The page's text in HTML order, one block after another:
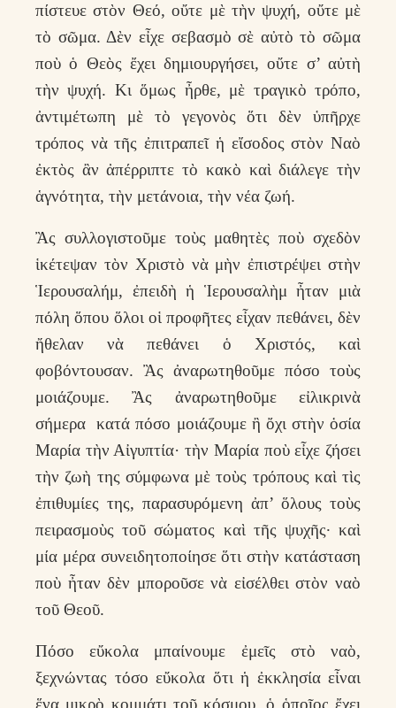
πίστευε στὸν Θεό, οὔτε μὲ τὴν ψυχή, οὔτε μὲ
τὸ σῶμα. Δὲν εἶχε σεβασμὸ σὲ αὐτὸ τὸ σῶμα
ποὺ ὁ Θεὸς ἔχει δημιουργήσει, οὔτε σ’ αὐτὴ
τὴν ψυχή. Κι ὅμως ἦρθε, μὲ τραγικὸ τρόπο,
ἀντιμέτωπη μὲ τὸ γεγονὸς ὅτι δὲν ὑπῆρχε
τρόπος νὰ τῆς ἐπιτραπεῖ ἡ εἴσοδος στὸν Ναὸ
ἐκτὸς ἂν ἀπέρριπτε τὸ κακὸ καὶ διάλεγε τὴν
ἁγνότητα, τὴν μετάνοια, τὴν νέα ζωή.
Ἂς συλλογιστοῦμε τοὺς μαθητὲς ποὺ σχεδὸν
ἱκέτεψαν τὸν Χριστὸ νὰ μὴν ἐπιστρέψει στὴν
Ἱερουσαλήμ, ἐπειδὴ ἡ Ἱερουσαλὴμ ἦταν μιὰ
πόλη ὅπου ὅλοι οἱ προφῆτες εἶχαν πεθάνει, δὲν
ἤθελαν νὰ πεθάνει ὁ Χριστός, καὶ
φοβόντουσαν. Ἂς ἀναρωτηθοῦμε πόσο τοὺς
μοιάζουμε. Ἂς ἀναρωτηθοῦμε εἰλικρινὰ
σήμερα κατά πόσο μοιάζουμε ἢ ὄχι στὴν ὁσία
Μαρία τὴν Αἰγυπτία· τὴν Μαρία ποὺ εἶχε ζήσει
τὴν ζωὴ της σύμφωνα μὲ τοὺς τρόπους καὶ τὶς
ἐπιθυμίες της, παρασυρόμενη ἀπ’ ὅλους τοὺς
πειρασμοὺς τοῦ σώματος καὶ τῆς ψυχῆς· καὶ
μία μέρα συνειδητοποίησε ὅτι στὴν κατάσταση
ποὺ ἦταν δὲν μποροῦσε νὰ εἰσέλθει στὸν ναὸ
τοῦ Θεοῦ.
Πόσο εὔκολα μπαίνουμε ἐμεῖς στὸ ναὸ,
ξεχνώντας τόσο εὔκολα ὅτι ἡ ἐκκλησία εἶναι
ἕνα μικρὸ κομμάτι τοῦ κόσμου, ὁ ὁποῖος ἔχει